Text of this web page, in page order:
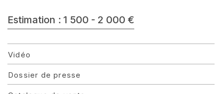
Estimation : 1 500 - 2 000 €
Vidéo
Dossier de presse